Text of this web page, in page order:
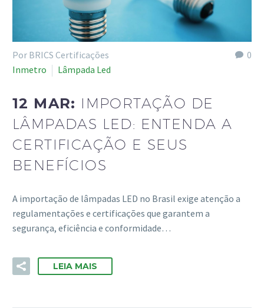
0
Por BRICS Certificações
Inmetro
Lâmpada Led
12 MAR: IMPORTAÇÃO DE
LÂMPADAS LED: ENTENDA A
CERTIFICAÇÃO E SEUS
BENEFÍCIOS
A importação de lâmpadas LED no Brasil exige atenção a
regulamentações e certificações que garantem a
segurança, eficiência e conformidade…
LEIA MAIS